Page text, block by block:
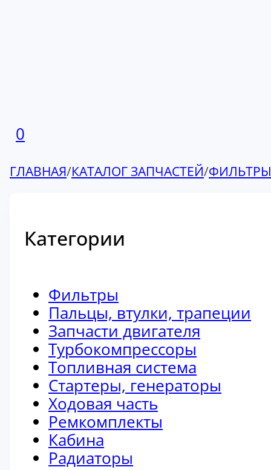
0
ГЛАВНАЯ/КАТАЛОГ ЗАПЧАСТЕЙ/ФИЛЬТРЫ
Категории
Фильтры
Пальцы, втулки, трапеции
Запчасти двигателя
Турбокомпрессоры
Топливная система
Стартеры, генераторы
Ходовая часть
Ремкомплекты
Кабина
Радиаторы